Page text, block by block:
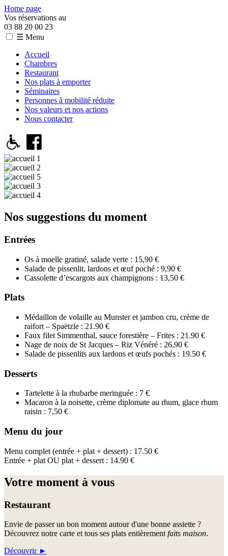
Home page
Vos réservations au
03 88 20 00 23
☰ Menu
Accueil
Chambres
Restaurant
Nos plats à emporter
Séminaires
Personnes à mobilité réduite
Nos valeurs et nos actions
Nous contacter
Nos suggestions du moment
Entrées
Os à moelle gratiné, salade verte : 15,90 €
Salade de pissenlit, lardons et œuf poché : 9,90 €
Cassolette d’escargots aux champignons : 13,50 €
Plats
Médaillon de volaille au Munster et jambon cru, crème de
raifort – Spaëtzle : 21.90 €
Faux filet Simmenthal, sauce forestière – Frites : 21.90 €
Nage de noix de St Jacques – Riz Vénéré : 26,90 €
Salade de pissenlits aux lardons et œufs pochés : 19.50 €
Desserts
Tartelette à la rhubarbe meringuée : 7 €
Macaron à la noisette, crème diplomate au rhum, glace rhum
raisin : 7,50 €
Menu du jour
Menu complet (entrée + plat + dessert) : 17.50 €
Entrée + plat OU plat + dessert : 14.90 €
Votre moment à vous
Restaurant
Envie de passer un bon moment autour d'une bonne assiette ?
Découvrez notre carte et tous ses plats entièrement faits maison.
Découvrir►